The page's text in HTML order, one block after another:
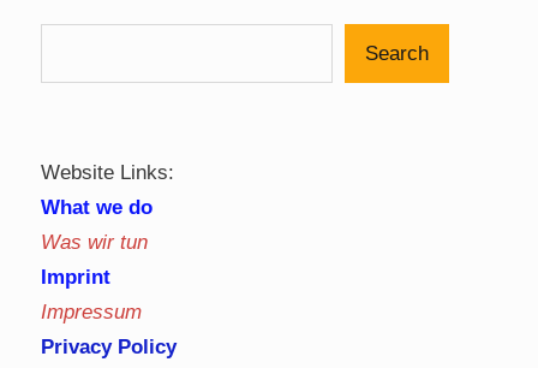
Search
Website Links:
What we do
Was wir tun
Imprint
Impressum
Privacy Policy